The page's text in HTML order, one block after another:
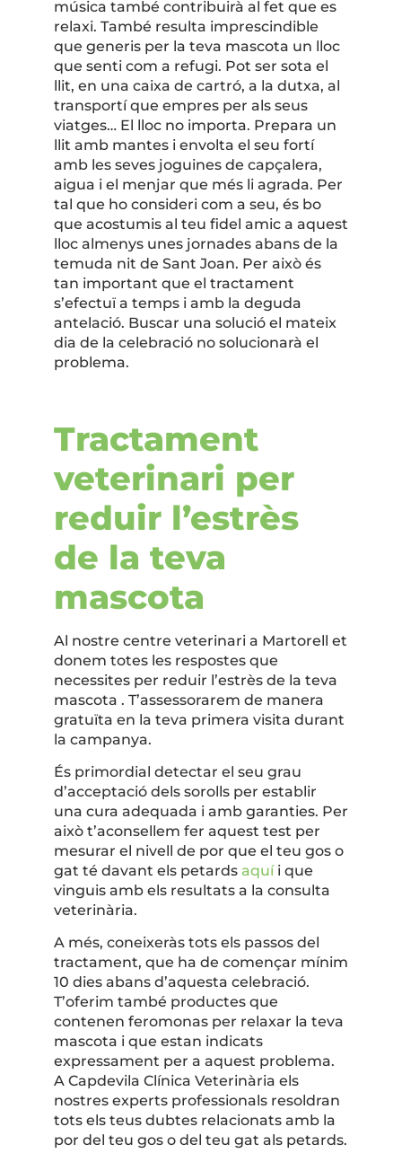
música també contribuirà al fet que es
relaxi. També resulta imprescindible
que generis per la teva mascota un lloc
que senti com a refugi. Pot ser sota el
llit, en una caixa de cartró, a la dutxa, al
transportí que empres per als seus
viatges… El lloc no importa. Prepara un
llit amb mantes i envolta el seu fortí
amb les seves joguines de capçalera,
aigua i el menjar que més li agrada. Per
tal que ho consideri com a seu, és bo
que acostumis al teu fidel amic a aquest
lloc almenys unes jornades abans de la
temuda nit de Sant Joan. Per això és
tan important que el tractament
s’efectuï a temps i amb la deguda
antelació. Buscar una solució el mateix
dia de la celebració no solucionarà el
problema.
Tractament
veterinari per
reduir l’estrès
de la teva
mascota
Al nostre centre veterinari a Martorell et
donem totes les respostes que
necessites per reduir l’estrès de la teva
mascota . T’assessorarem de manera
gratuïta en la teva primera visita durant
la campanya.
És primordial detectar el seu grau
d’acceptació dels sorolls per establir
una cura adequada i amb garanties. Per
això t’aconsellem fer aquest test per
mesurar el nivell de por que el teu gos o
gat té davant els petards aquíi que
vinguis amb els resultats a la consulta
veterinària.
A més, coneixeràs tots els passos del
tractament, que ha de començar mínim
10 dies abans d’aquesta celebració.
T’oferim també productes que
contenen feromonas per relaxar la teva
mascota i que estan indicats
expressament per a aquest problema.
A Capdevila Clínica Veterinària els
nostres experts professionals resoldran
tots els teus dubtes relacionats amb la
por del teu gos o del teu gat als petards.